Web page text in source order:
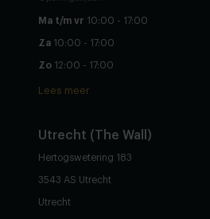
Ma t/m vr 10:00 - 17:00
Za 10:00 - 17:00
Zo 12:00 - 17:00
Lees meer
Utrecht (The Wall)
Hertogswetering 183
3543 AS Utrecht
Utrecht